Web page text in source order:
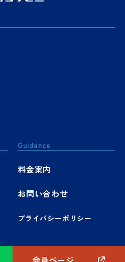
Guidance
料金案内
お問い合わせ
プライバシーポリシー